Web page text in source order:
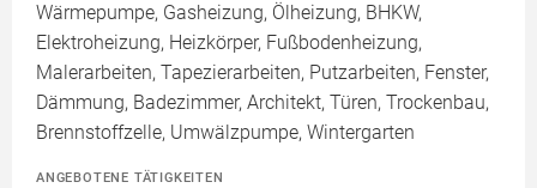
Wärmepumpe, Gasheizung, Ölheizung, BHKW,
Elektroheizung, Heizkörper, Fußbodenheizung,
Malerarbeiten, Tapezierarbeiten, Putzarbeiten, Fenster,
Dämmung, Badezimmer, Architekt, Türen, Trockenbau,
Brennstoffzelle, Umwälzpumpe, Wintergarten
ANGEBOTENE TÄTIGKEITEN